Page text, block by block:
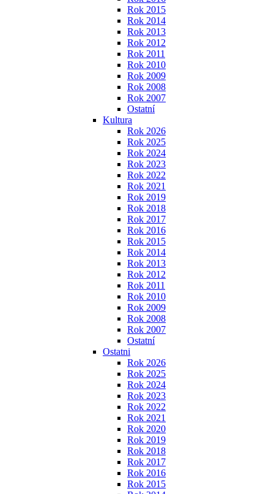
Rok 2015
Rok 2014
Rok 2013
Rok 2012
Rok 2011
Rok 2010
Rok 2009
Rok 2008
Rok 2007
Ostatní
Kultura
Rok 2026
Rok 2025
Rok 2024
Rok 2023
Rok 2022
Rok 2021
Rok 2019
Rok 2018
Rok 2017
Rok 2016
Rok 2015
Rok 2014
Rok 2013
Rok 2012
Rok 2011
Rok 2010
Rok 2009
Rok 2008
Rok 2007
Ostatní
Ostatni
Rok 2026
Rok 2025
Rok 2024
Rok 2023
Rok 2022
Rok 2021
Rok 2020
Rok 2019
Rok 2018
Rok 2017
Rok 2016
Rok 2015